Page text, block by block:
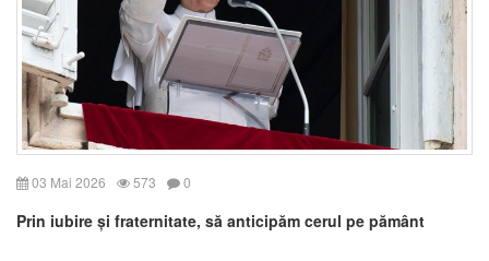
03 Mai 2026 573 0
Prin iubire și fraternitate, să anticipăm cerul pe pământ